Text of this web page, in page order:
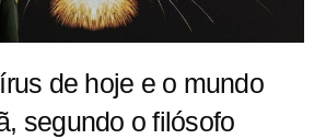
de hoje e o mundo
segundo o filósofo